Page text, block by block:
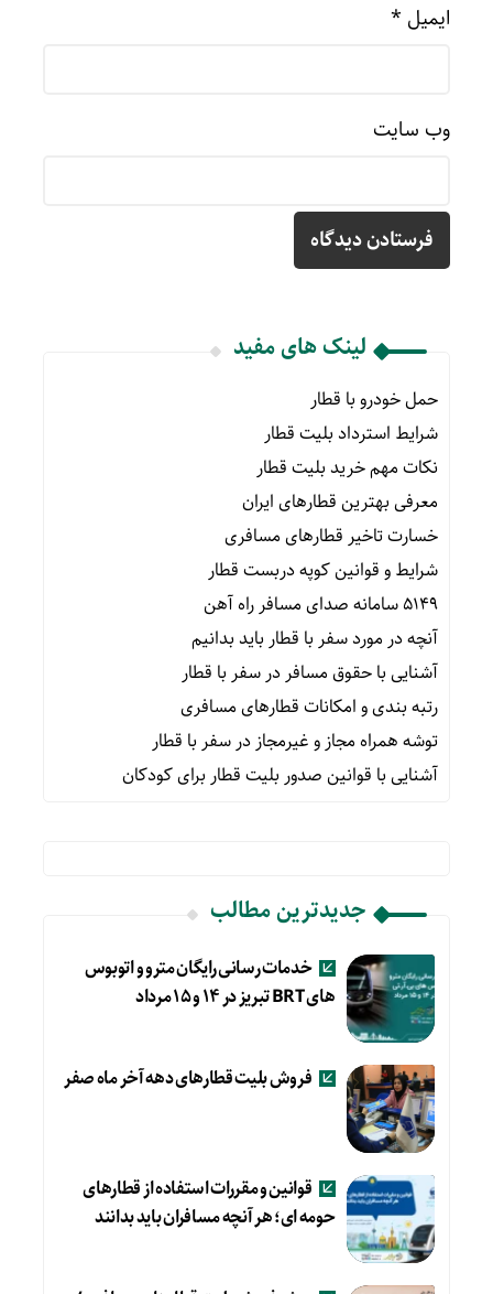
ایمیل *
وب‌ سایت
لینک های مفید
حمل خودرو با قطار
شرایط استرداد بلیت قطار
نکات مهم خرید بلیت قطار
معرفی بهترین قطارهای ایران
خسارت تاخیر قطارهای مسافری
شرایط و قوانین کوپه دربست قطار
۵۱۴۹ سامانه صدای مسافر راه آهن
آنچه در مورد سفر با قطار باید بدانیم
آشنایی با حقوق مسافر در سفر با قطار
رتبه بندی و امکانات قطارهای مسافری
توشه همراه مجاز و غیرمجاز در سفر با قطار
آشنایی با قوانین صدور بلیت قطار برای کودکان
جدیدترین مطالب
خدمات رسانی رایگان مترو و اتوبوس
های BRT تبریز در ۱۴ و ۱۵ مرداد
فروش بلیت قطارهای دهه آخر ماه صفر
قوانین و مقررات استفاده از قطارهای
حومه ای؛ هر آنچه مسافران باید بدانند